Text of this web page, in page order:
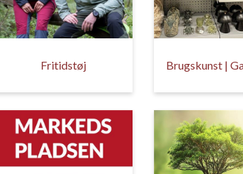
Fritidstøj Brugskunst |